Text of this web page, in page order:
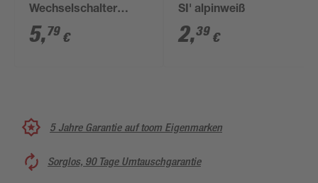
Wechselschalter
Einsatz
5,79 €
SI' alpinweiß
2,39 €
5 Jahre Garantie auf toom Eigenmarken
Sorglos, 90 Tage Umtauschgarantie